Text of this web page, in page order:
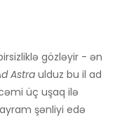
gözləyir - ən
Astra ulduz bu il ad
üç uşaq ilə
şənliyi edə